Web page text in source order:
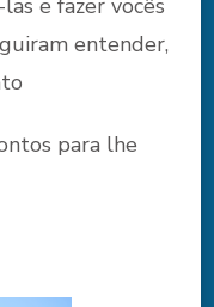
e fazer vocês
entender,
para lhe